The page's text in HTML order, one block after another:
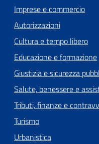
Imprese e commercio
Autorizzazioni
Cultura e tempo libero
Educazione e formazione
Giustizia e sicurezza
Salute, benessere e
Tributi, finanze e
Turismo
Urbanistica